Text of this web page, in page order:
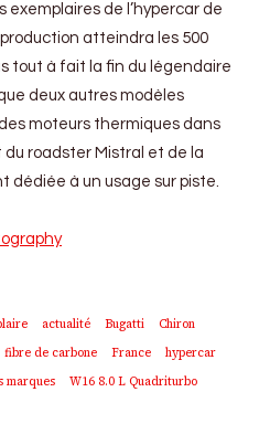
exemplaires de l’hypercar de
atteindra les 500
tout à fait la fin du légendaire
deux autres modèles
moteurs thermiques dans
du roadster Mistral et de la
dédiée à un usage sur piste.
actualité Bugatti
Chiron
fibre de carbone France
hypercar
marques W16 8.0 L Quadriturbo